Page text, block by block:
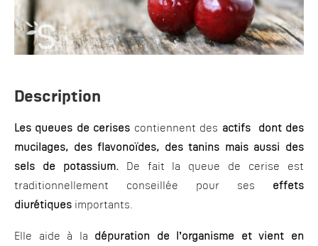
Description
Les queues de cerises contiennent des actifs dont des
mucilages, des flavonoïdes, des tanins mais aussi des
sels de potassium. De fait la queue de cerise est
traditionnellement conseillée pour ses effets
diurétiques importants.
Elle aide à la dépuration de l’organisme et vient en